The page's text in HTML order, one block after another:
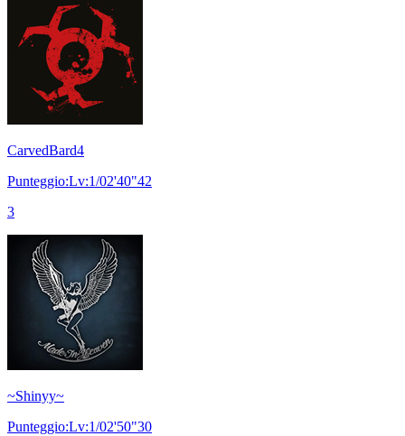
CarvedBard4
Punteggio:Lv:1/02'40"42
3
~Shinyy~
Punteggio:Lv:1/02'50"30